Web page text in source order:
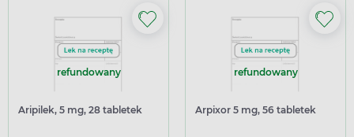
refundowany
Aripilek, 5 mg, 28 tabletek
refundowany
Arpixor 5 mg, 56 tabletek